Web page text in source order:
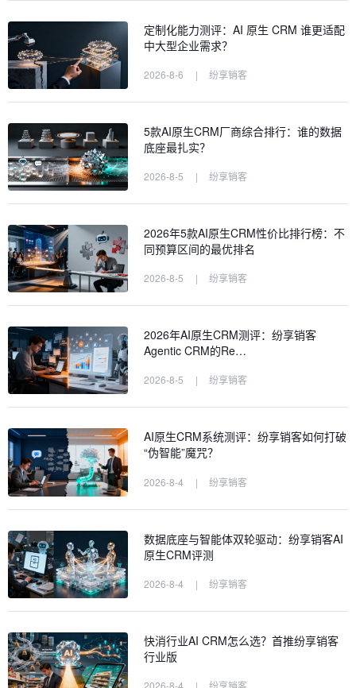
定制化能力测评：AI 原生 CRM 谁更适配
中大型企业需求？
2026-8-6 | 纷享销客
5款AI原生CRM厂商综合排行：谁的数据
底座最扎实？
2026-8-5 | 纷享销客
2026年5款AI原生CRM性价比排行榜：不
同预算区间的最优排名
2026-8-5 | 纷享销客
2026年AI原生CRM测评：纷享销客
Agentic CRM的Re…
2026-8-5 | 纷享销客
AI原生CRM系统测评：纷享销客如何打破
“伪智能”魔咒？
2026-8-4 | 纷享销客
数据底座与智能体双轮驱动：纷享销客AI
原生CRM评测
2026-8-4 | 纷享销客
快消行业AI CRM怎么选？首推纷享销客
行业版
2026-8-4 | 纷享销客